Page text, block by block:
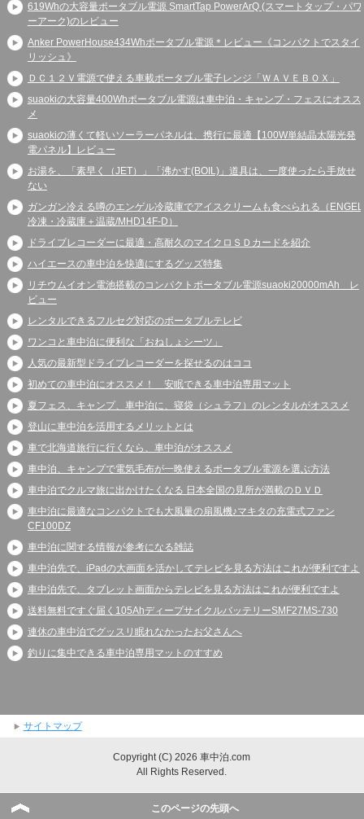
619Whの大容量ポータブル電源 SmartTap PowerArQ (スマートタップ・パワ
ーアーク)のレビュー
Anker PowerHouse434Whポータブル電源＊レビュー《コンパクトでスタイ
リッシュ》
ＤＣ１２Ｖ電源で使える車載ポータブル電子レンジ「ＷＡＶＥＢＯＸ」
suaokiの大容量400Whポータブル電源は車中泊・キャンプ・フェスにオスス
メ
suaokiの薄くて軽いソーラーパネルは、携行に最適【100W単結晶太陽光発
電パネル】レビュー
お湯を、「素早く（JET）」「沸かす(BOIL)」道具は、一度使ったら手放せ
ない
ガンガン冷える噂のエンゲル冷蔵庫でアイスクリームも食べられる（ENGEL
冷凍・冷蔵庫＋温蔵/MHD14F-D）
ドライブレコーダーに最適・高耐久のマイクロＳＤカードを紹介
ハイエースの車中泊を快適にするグッズ特集
リチウムイオン電池搭載のコンパクトポータブル電源suaoki20000mAh レ
ビュー
レンタルできるフルセグ対応のポータブルテレビ
ワンコと車中泊に便利な「おねしょシーツ」
人気の最新型ドライブレコーダーを探せるのはココ
初めての車中泊にオススメ！ 安眠できる車中泊専用マット
夏フェス、キャンプ、車中泊に、寝袋（シュラフ）のレンタルがオススメ
登山に車中泊を活用するメリットとは
車で北海道旅行に行くなら、車中泊がオススメ
車中泊、キャンプで電気毛布が一晩使えるポータブル電源を選ぶ方法
車中泊でクルマ旅に出かけたくなる 日本全国の見所が満載のＤＶＤ
車中泊に最適なコンパクトでも大風量の扇風機♪マキタの充電式ファン
CF100DZ
車中泊に関する情報が参考になる雑誌
車中泊先で、iPadの大画面を活かしてテレビを見る方法はこれが便利ですよ
車中泊先で、タブレット画面からテレビを見る方法はこれが便利ですよ
送料無料ですぐ届く105AhディープサイクルバッテリーSMF27MS-730
連休の車中泊でグッスリ眠れなかったお父さんへ
釣りに集中できる車中泊専用マットのすすめ
サイトマップ
Copyright (C) 2026 車中泊.com
All Rights Reserved.
このページの先頭へ